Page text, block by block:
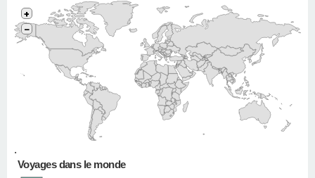
•
+
−
Voyages dans le monde